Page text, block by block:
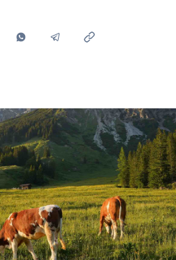
qué son, cuándo aplican y
y Pymes